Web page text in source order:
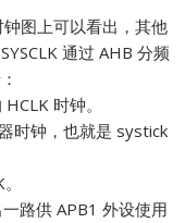
图上可以看出，其他
通过 AHB 分频
时钟。
时钟，也就是 systick
路供 APB1 外设使用